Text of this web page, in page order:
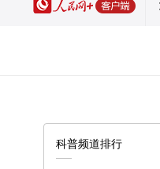
科普频道排行